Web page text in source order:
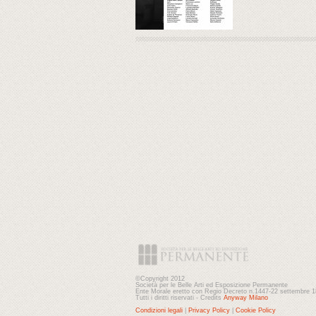
©Copyright 2012
Società per le Belle Arti ed Esposizione Permanente
Ente Morale eretto con Regio Decreto n.1447-22 settembre
Tutti i diritti riservati - Credits Anyway Milano
Condizioni legali
Privacy Policy Cookie Policy